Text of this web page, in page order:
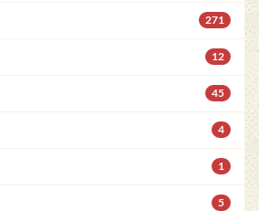
271
12
45
4
1
5